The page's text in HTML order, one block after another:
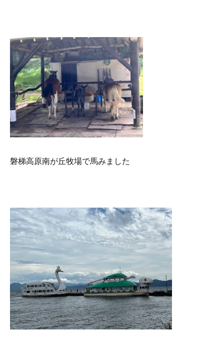
磐梯高原南が丘牧場で馬みました